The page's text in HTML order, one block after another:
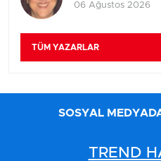
06 Ağustos 2026
TÜM YAZARLAR
SOSYAL
TREND